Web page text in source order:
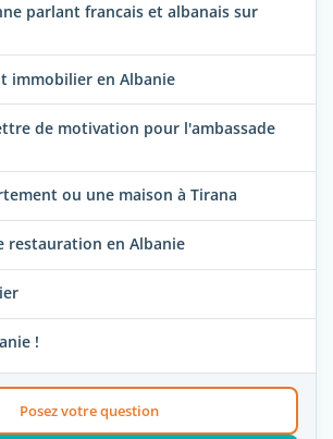
parlant francais et albanais sur
immobilier en Albanie
de motivation pour l'ambassade
ou une maison à Tirana
restauration en Albanie
!
Posez votre question